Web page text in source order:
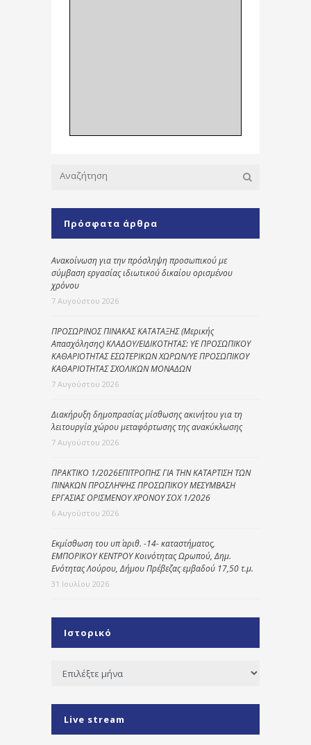
Πρόσφατα άρθρα
Ανακοίνωση για την πρόσληψη προσωπικού με
σύμβαση εργασίας ιδιωτικού δικαίου ορισμένου
χρόνου
7 Αυγούστου 2026
ΠΡΟΣΩΡΙΝΟΣ ΠΙΝΑΚΑΣ ΚΑΤΑΤΑΞΗΣ (Μερικής
Απασχόλησης) ΚΛΑΔΟΥ/ΕΙΔΙΚΟΤΗΤΑΣ: ΥΕ ΠΡΟΣΩΠΙΚΟΥ
ΚΑΘΑΡΙΟΤΗΤΑΣ ΕΣΩΤΕΡΙΚΩΝ ΧΩΡΩΝ/ΥΕ ΠΡΟΣΩΠΙΚΟΥ
ΚΑΘΑΡΙΟΤΗΤΑΣ ΣΧΟΛΙΚΩΝ ΜΟΝΑΔΩΝ
7 Αυγούστου 2026
Διακήρυξη δημοπρασίας μίσθωσης ακινήτου για τη
λειτουργία χώρου μεταφόρτωσης της ανακύκλωσης
7 Αυγούστου 2026
ΠΡΑΚΤΙΚΟ 1/2026ΕΠΙΤΡΟΠΗΣ ΓΙΑ ΤΗΝ ΚΑΤΑΡΤΙΣΗ ΤΩΝ
ΠΙΝΑΚΩΝ ΠΡΟΣΛΗΨΗΣ ΠΡΟΣΩΠΙΚΟΥ ΜΕΣΥΜΒΑΣΗ
ΕΡΓΑΣΙΑΣ ΟΡΙΣΜΕΝΟΥ ΧΡΟΝΟΥ ΣΟΧ 1/2026
6 Αυγούστου 2026
Εκμίσθωση του υπ΄ αριθ. -14- καταστήματος,
ΕΜΠΟΡΙΚΟΥ ΚΕΝΤΡΟΥ Κοινότητας Ωρωπού, Δημ.
Ενότητας Λούρου, Δήμου Πρέβεζας εμβαδού 17,50 τ.μ.
31 Ιουλίου 2026
Ιστορικό
Ιστορικό
Live stream